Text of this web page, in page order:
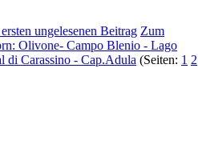
Zum
Olivone- Campo Blenio - Lago
di Carassino - Cap.Adula (Seiten: 1 2